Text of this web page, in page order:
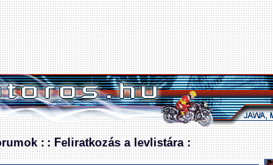
: : Feliratkozás a levlistára :